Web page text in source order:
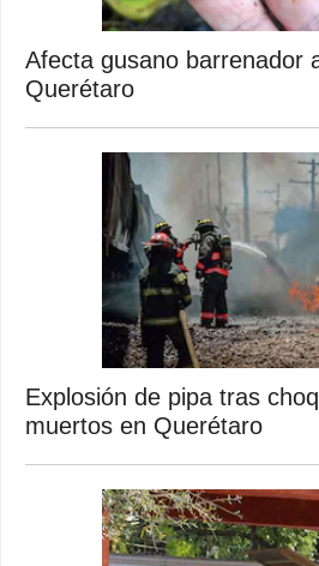
Afecta gusano barrenador
Querétaro
Explosión de pipa tras
muertos en Querétaro